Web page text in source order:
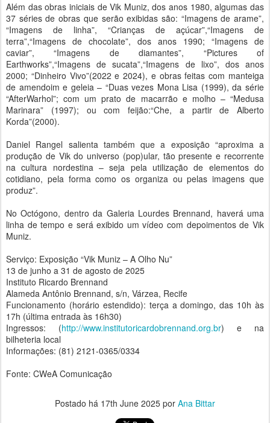
Além das obras iniciais de Vik Muniz, dos anos 1980, algumas das
37 séries de obras que serão exibidas são: “Imagens de arame”,
“Imagens de linha”, “Crianças de açúcar”,“Imagens de
terra”,“Imagens de chocolate”, dos anos 1990; “Imagens de
caviar”, “Imagens de diamantes”, “Pictures of
Earthworks”,“Imagens de sucata”,“Imagens de lixo”, dos anos
2000; “Dinheiro Vivo”(2022 e 2024), e obras feitas com manteiga
de amendoim e geleia – “Duas vezes Mona Lisa (1999), da série
“AfterWarhol”; com um prato de macarrão e molho – “Medusa
Marinara” (1997); ou com feijão:“Che, a partir de Alberto
Korda”(2000).
Daniel Rangel salienta também que a exposição “aproxima a
produção de Vik do universo (pop)ular, tão presente e recorrente
na cultura nordestina – seja pela utilização de elementos do
cotidiano, pela forma como os organiza ou pelas imagens que
produz”.
No Octógono, dentro da Galeria Lourdes Brennand, haverá uma
linha de tempo e será exibido um vídeo com depoimentos de Vik
Muniz.
Serviço: Exposição “Vik Muniz – A Olho Nu”
13 de junho a 31 de agosto de 2025
Instituto Ricardo Brennand
Alameda Antônio Brennand, s/n, Várzea, Recife
Funcionamento (horário estendido): terça a domingo, das 10h às
17h (última entrada às 16h30)
Ingressos: (http://www.institutoricardobrennand.org.br) e na
bilheteria local
Informações: (81) 2121-0365/0334
Fonte: CWeA Comunicação
Postado há 17th June 2025 por Ana Bittar